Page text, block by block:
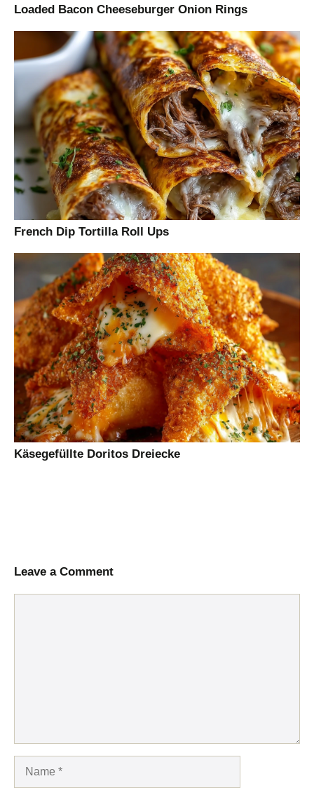
Loaded Bacon Cheeseburger Onion Rings
French Dip Tortilla Roll Ups
Käsegefüllte Doritos Dreiecke
Leave a Comment